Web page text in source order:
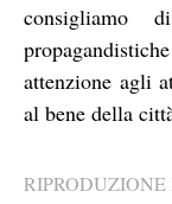
consigliamo
attenzione agli
al bene della